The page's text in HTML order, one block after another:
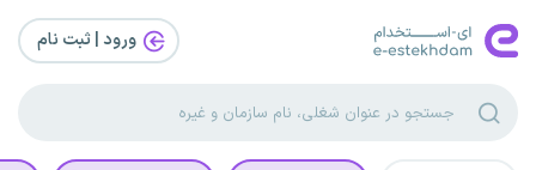
ورود | ثبت‌ نام